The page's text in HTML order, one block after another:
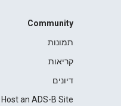
Community
תמונות
קריאות
דיונים
Host an ADS-B Site